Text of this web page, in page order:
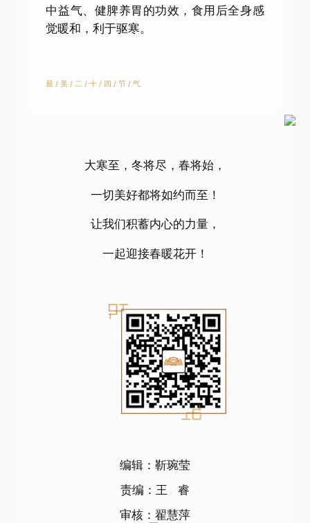
中益气、健脾养胃的功效，食用后全身感
觉暖和，利于驱寒。
最 / 美 / 二 / 十 / 四 / 节 / 气
大寒至，冬将尽，春将始，
一切美好都将如约而至！
让我们积蓄内心的力量，
一起迎接春暖花开！
编辑：靳琬莹
责编：王 睿
审核：翟慧萍